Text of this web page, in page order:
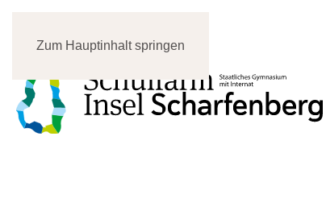
Zum Hauptinhalt springen